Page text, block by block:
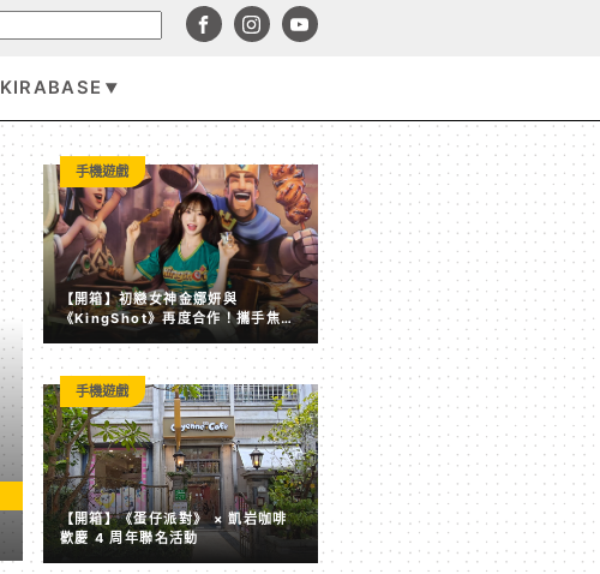
KIRABASE
手機遊戲
《碧藍航線》國際服 8 周年重磅更新 貝爾法斯特終於迎來
【開箱】初戀女神金娜妍與
《KingShot》再度合作！攜手焦糖
楓、柒息地推出「國王燒烤節」活動
手機遊戲
【開箱】《蛋仔派對》 × 凱岩咖啡
歡慶 4 周年聯名活動
手機遊戲